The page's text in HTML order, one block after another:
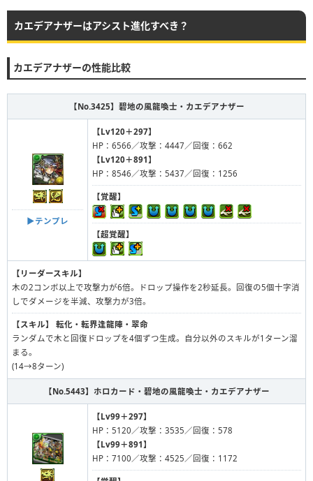
カエデアナザーはアシスト進化すべき？
カエデアナザーの性能比較
【No.3425】 碧地の風龍喚士・カエデアナザー
▶︎テンプレ
【Lv120＋297】
HP：6566／攻撃：4447／回復：662
【Lv120＋891】
HP：8546／攻撃：5437／回復：1256
【覚醒】
【超覚醒】
【リーダースキル】
木の2コンボ以上で攻撃力が6倍。ドロップ操作を2秒延長。回復の5個十字消
しでダメージを半減、攻撃力が3倍。
【スキル】
転化・転界逢龍陣・翠命
ランダムで木と回復ドロップを4個ずつ生成。自分以外のスキルが1ターン溜
まる。
(14→8ターン)
【No.5443】 ホロカード・碧地の風龍喚士・カエデアナザー
【Lv99＋297】
HP：5120／攻撃：3535／回復：578
【Lv99＋891】
HP：7100／攻撃：4525／回復：1172